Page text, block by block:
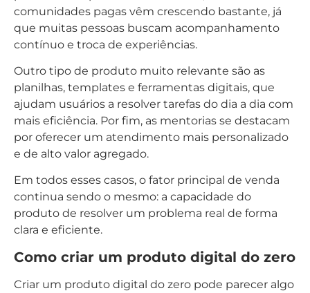
comunidades pagas vêm crescendo bastante, já
que muitas pessoas buscam acompanhamento
contínuo e troca de experiências.
Outro tipo de produto muito relevante são as
planilhas, templates e ferramentas digitais, que
ajudam usuários a resolver tarefas do dia a dia com
mais eficiência. Por fim, as mentorias se destacam
por oferecer um atendimento mais personalizado
e de alto valor agregado.
Em todos esses casos, o fator principal de venda
continua sendo o mesmo: a capacidade do
produto de resolver um problema real de forma
clara e eficiente.
Como criar um produto digital do zero
Criar um produto digital do zero pode parecer algo